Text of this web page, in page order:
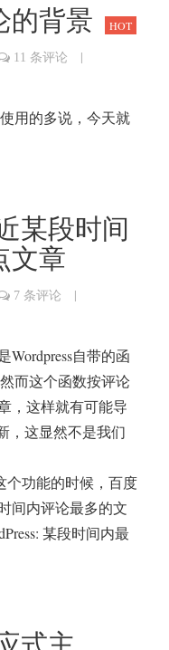
的背景 HOT
11 条评论
|
用的多说，今天就
某段时间
文章
7 条评论
|
自带的函
而这个函数按评论
，这样就有可能导
，这显然不是我们
个功能的时候，百度
间内评论最多的文
某段时间内最
式主